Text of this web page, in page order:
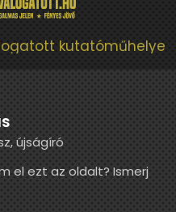
kutatóműhelye
újságíró
el ezt az oldalt? Ismerj